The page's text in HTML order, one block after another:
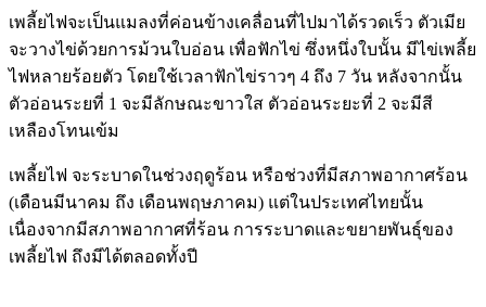
เพลี้ยไฟจะเป็นแมลงที่ค่อนข้างเคลื่อนที่ไปมาได้รวดเร็ว ตัวเมีย
จะวางไข่ด้วยการม้วนใบอ่อน เพื่อฟักไข่ ซึ่งหนึ่งใบนั้น มีไข่เพลี้ย
ไฟหลายร้อยตัว โดยใช้เวลาฟักไข่ราวๆ 4 ถึง 7 วัน หลังจากนั้น
ตัวอ่อนระยที่ 1 จะมีลักษณะขาวใส ตัวอ่อนระยะที่ 2 จะมีสี
เหลืองโทนเข้ม
เพลี้ยไฟ จะระบาดในช่วงฤดูร้อน หรือช่วงที่มีสภาพอากาศร้อน
(เดือนมีนาคม ถึง เดือนพฤษภาคม) แต่ในประเทศไทยนั้น
เนื่องจากมีสภาพอากาศที่ร้อน การระบาดและขยายพันธุ์ของ
เพลี้ยไฟ ถึงมีได้ตลอดทั้งปี